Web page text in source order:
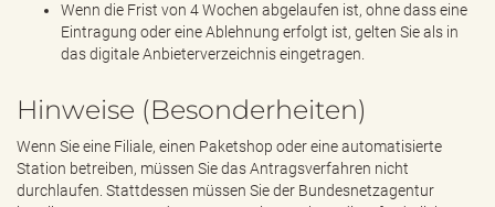
Wenn die Frist von 4 Wochen abgelaufen ist, ohne dass eine
Eintragung oder eine Ablehnung erfolgt ist, gelten Sie als in
das digitale Anbieterverzeichnis eingetragen.
Hinweise (Besonderheiten)
Wenn Sie eine Filiale, einen Paketshop oder eine automatisierte
Station betreiben, müssen Sie das Antragsverfahren nicht
durchlaufen. Stattdessen müssen Sie der Bundesnetzagentur